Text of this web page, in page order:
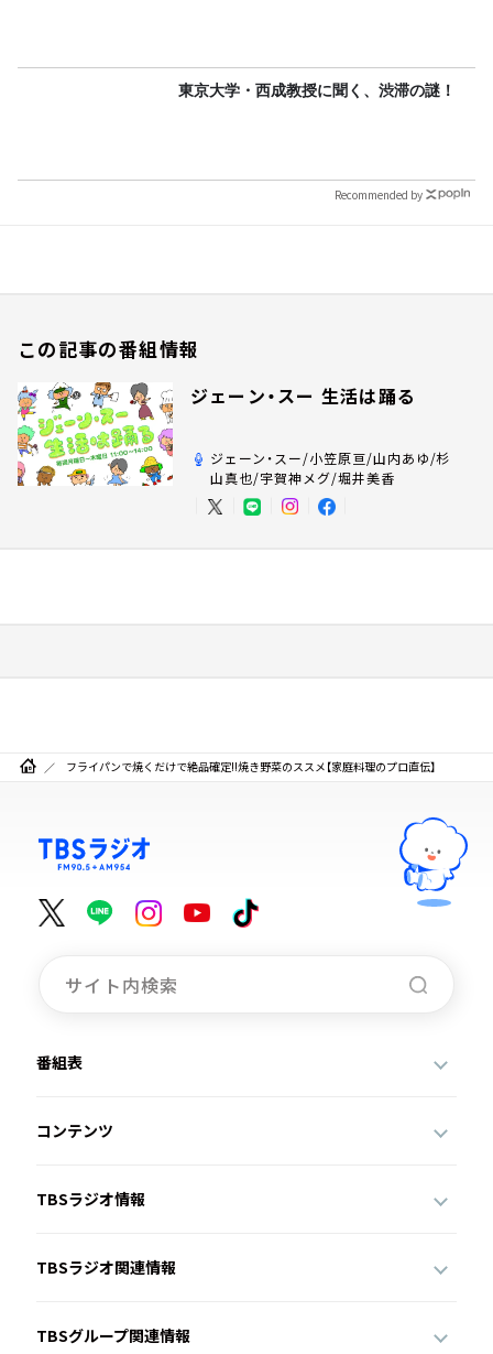
東京大学・西成教授に聞く、渋滞の謎！
Recommended by
この記事の番組情報
ジェーン・スー 生活は踊る
ジェーン・スー/小笠原亘/山内あゆ/杉
山真也/宇賀神メグ/堀井美香
フライパンで焼くだけで絶品確定!!焼き野菜のススメ【家庭料理のプロ直伝】
番組表
コンテンツ
TBSラジオ情報
TBSラジオ関連情報
TBSグループ関連情報